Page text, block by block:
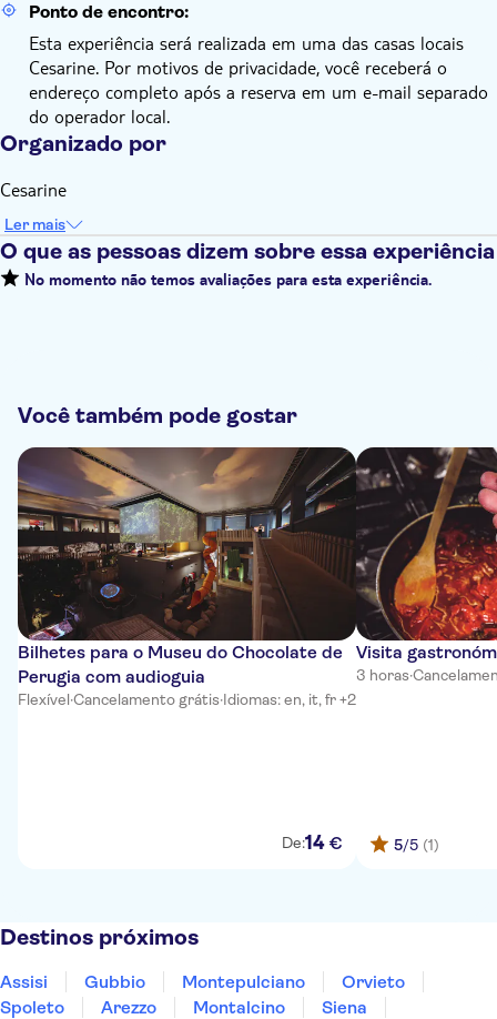
Ponto de encontro:
Esta experiência será realizada em uma das casas locais
Cesarine. Por motivos de privacidade, você receberá o
endereço completo após a reserva em um e-mail separado
do operador local.
Organizado por
Cesarine
Ler mais
O que as pessoas dizem sobre essa experiência
No momento não temos avaliações para esta experiência.
Você também pode gostar
Bilhetes para o Museu do Chocolate de
Perugia com audioguia
Flexível·Cancelamento grátis·Idiomas: en, it, fr +2
De:14 €
Visita
3 horas·
5/5 (1)
Destinos próximos
Assisi Gubbio Montepulciano
Orvieto
Spoleto
Arezzo Montalcino
Siena